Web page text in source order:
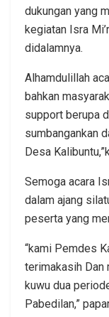
dukungan yang
kegiatan Isra
didalamnya.
Alhamdulillah
bahkan
support berupa
sumbangankan
Desa
Semoga acara
dalam ajang
peserta yang
“kami Pemdes
terimakasih Dan
kuwu dua
Pabedilan,”